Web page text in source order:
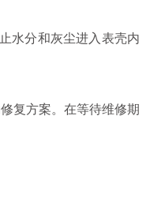
水分和灰尘进入表壳内
复方案。在等待维修期